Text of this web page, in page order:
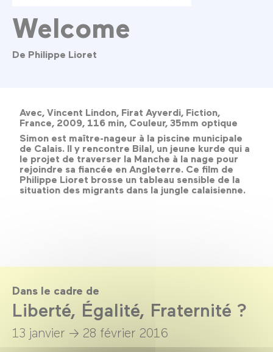
Welcome
De Philippe Lioret
Avec, Vincent Lindon, Firat Ayverdi, Fiction,
France, 2009, 116 min, Couleur, 35mm optique
Simon est maître-nageur à la piscine municipale
de Calais. Il y rencontre Bilal, un jeune kurde qui a
le projet de traverser la Manche à la nage pour
rejoindre sa fiancée en Angleterre. Ce film de
Philippe Lioret brosse un tableau sensible de la
situation des migrants dans la jungle calaisienne.
Dans le cadre de
Liberté, Égalité, Fraternité ?
13 janvier → 28 février 2016